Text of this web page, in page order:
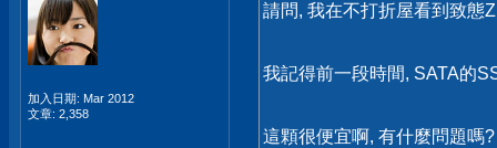
加入日期: Mar 2012
文章: 2,358
請問, 我在不打折屋看到致態
我記得前一段時間, SATA的
這顆很便宜啊, 有什麼問題嗎?